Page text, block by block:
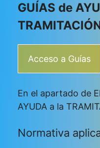
GUÍAS de
Acceso a Guías
En el apartado de
AYUDA a la
Normativa